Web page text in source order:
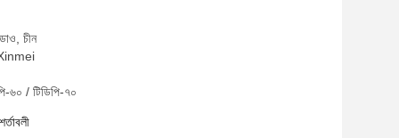
চীন
Xinmei
৬০ / টিডিপি-৭০